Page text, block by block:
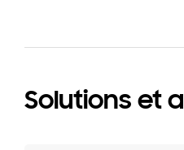
Solutions et